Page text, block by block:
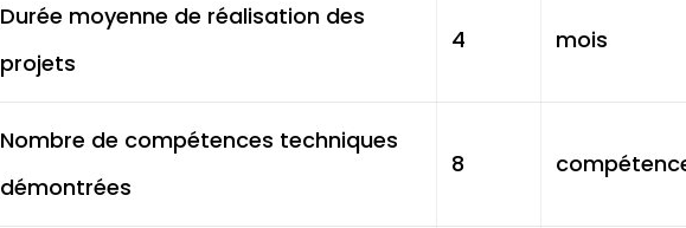
Durée moyenne de réalisation des
projets
4 mois
Nombre de compétences techniques
démontrées
8